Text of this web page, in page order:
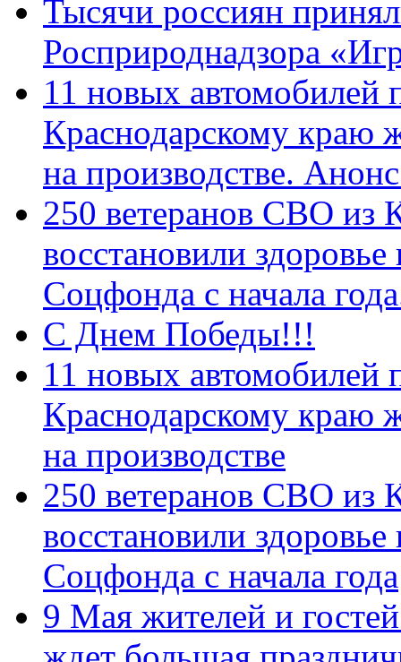
Тысячи россиян
Росприроднадзора
11 новых автомобилей
Краснодарскому краю
на производстве.
250 ветеранов СВО из
восстановили
Соцфонда с начала
С Днем Победы!!!
11 новых автомобилей
Краснодарскому краю
на производстве
250 ветеранов СВО из
восстановили
Соцфонда с начала года
9 Мая жителей и